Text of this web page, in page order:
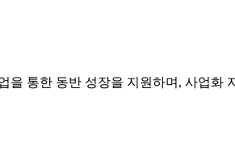
을 통한 동반 성장을 지원하며, 사업화